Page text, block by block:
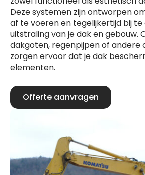
Deze systemen zijn ontworpen
af te voeren en tegelijkertijd bij
uitstraling van je dak en gebouw.
dakgoten, regenpijpen of andere
zorgen ervoor dat je dak
elementen.
Offerte aanvragen